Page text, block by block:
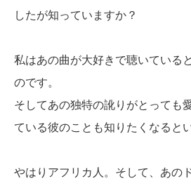
したが知っていますか？
私はあの曲が大好きで聴いている
のです。
そしてあの独特の訛りがとっても
ている彼のことも知りたくなると
やはりアフリカ人。そして、あの